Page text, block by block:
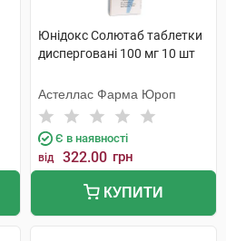
Юнідокс Солютаб таблетки
дисперговані 100 мг 10 шт
Астеллас Фарма Юроп
Є в наявності
від 322.00 грн
КУПИТИ